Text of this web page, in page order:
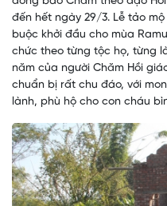
đến hết ngày 29/3. Lễ tảo
buộc khởi đầu cho mùa
chức theo từng tộc họ, từng
năm của người Chăm Hồi
chuẩn bị rất chu đáo, với
lành, phù hộ cho con cháu